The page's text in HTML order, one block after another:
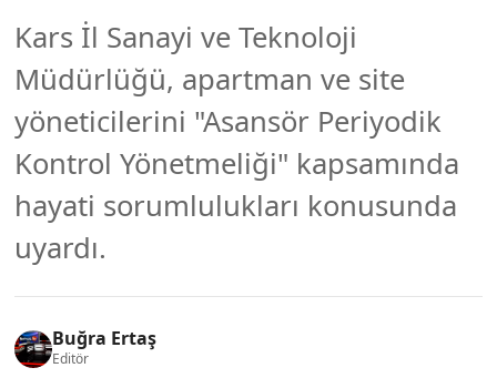
Kars İl Sanayi ve Teknoloji
Müdürlüğü, apartman ve site
yöneticilerini "Asansör Periyodik
Kontrol Yönetmeliği" kapsamında
hayati sorumlulukları konusunda
uyardı.
Buğra Ertaş
Editör